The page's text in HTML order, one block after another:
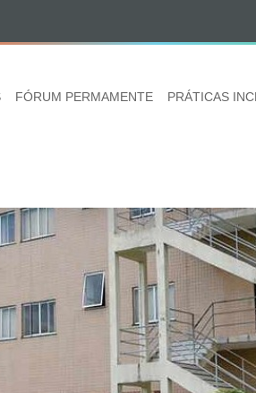
FÓRUM PERMAMENTE PRÁTICAS